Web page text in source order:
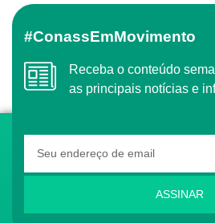
#ConassEmMovimento
Receba o conteúdo semanal do Conass com
as principais notícias e
ASSINAR